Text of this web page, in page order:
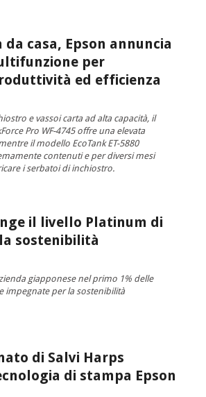
da casa, Epson annuncia
per
ed efficienza
e vassoi carta ad alta capacità, il
Pro WF-4745 offre una elevata
il modello EcoTank ET-5880
contenuti e per diversi mesi
i serbatoi di inchiostro.
il livello Platinum di
sostenibilità
giapponese nel primo 1% delle
impegnate per la sostenibilità
di Salvi Harps
di stampa Epson